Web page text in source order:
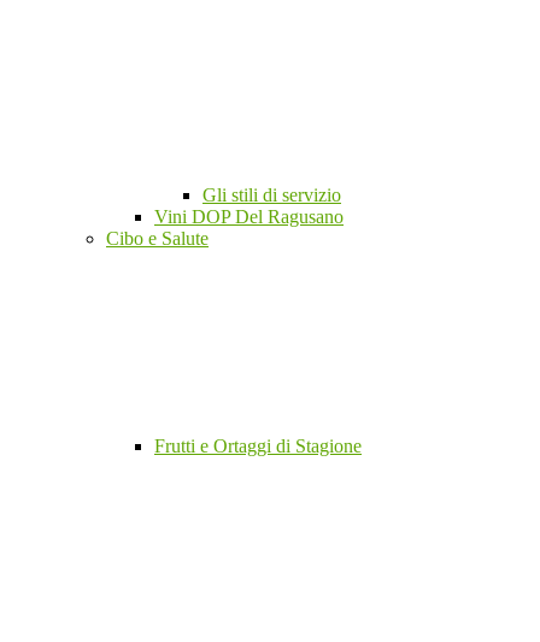
Gli stili di servizio
Vini DOP Del Ragusano
Cibo e Salute
Frutti e Ortaggi di Stagione